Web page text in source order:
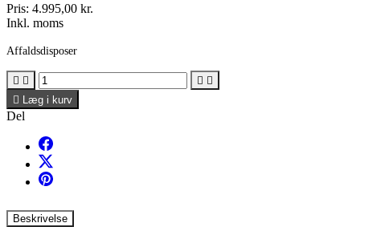
Pris: 4.995,00 kr.
Inkl. moms
Affaldsdisposer
   
 Læg i kurv
Del
Beskrivelse